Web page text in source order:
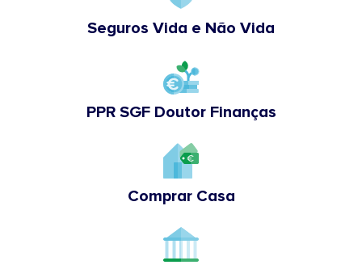
Seguros Vida e Não Vida
PPR SGF Doutor Finanças
Comprar Casa